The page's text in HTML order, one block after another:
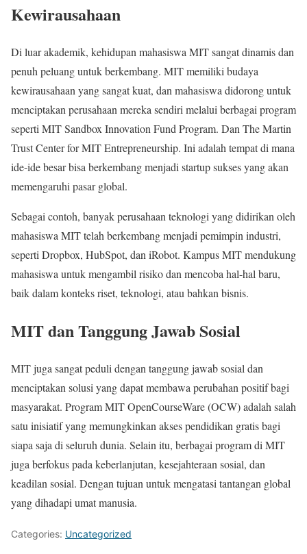
Kewirausahaan
Di luar akademik, kehidupan mahasiswa MIT sangat dinamis dan
penuh peluang untuk berkembang. MIT memiliki budaya
kewirausahaan yang sangat kuat, dan mahasiswa didorong untuk
menciptakan perusahaan mereka sendiri melalui berbagai program
seperti MIT Sandbox Innovation Fund Program. Dan The Martin
Trust Center for MIT Entrepreneurship. Ini adalah tempat di mana
ide-ide besar bisa berkembang menjadi startup sukses yang akan
memengaruhi pasar global.
Sebagai contoh, banyak perusahaan teknologi yang didirikan oleh
mahasiswa MIT telah berkembang menjadi pemimpin industri,
seperti Dropbox, HubSpot, dan iRobot. Kampus MIT mendukung
mahasiswa untuk mengambil risiko dan mencoba hal-hal baru,
baik dalam konteks riset, teknologi, atau bahkan bisnis.
MIT dan Tanggung Jawab Sosial
MIT juga sangat peduli dengan tanggung jawab sosial dan
menciptakan solusi yang dapat membawa perubahan positif bagi
masyarakat. Program MIT OpenCourseWare (OCW) adalah salah
satu inisiatif yang memungkinkan akses pendidikan gratis bagi
siapa saja di seluruh dunia. Selain itu, berbagai program di MIT
juga berfokus pada keberlanjutan, kesejahteraan sosial, dan
keadilan sosial. Dengan tujuan untuk mengatasi tantangan global
yang dihadapi umat manusia.
Categories: Uncategorized